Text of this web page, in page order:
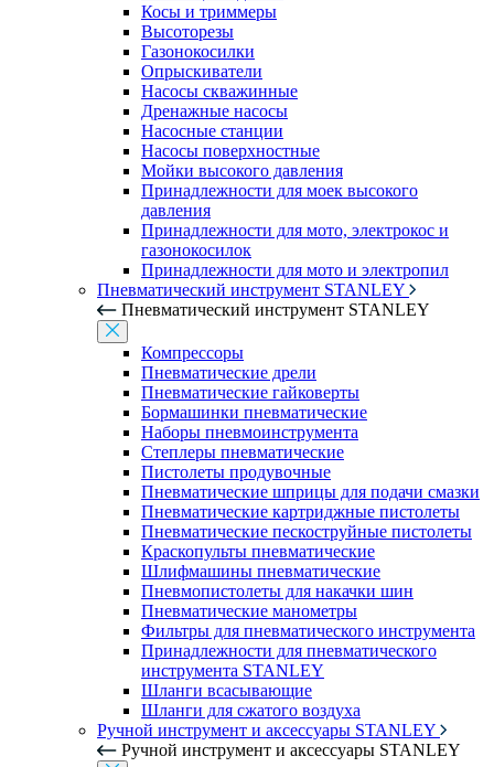
Косы и триммеры
Высоторезы
Газонокосилки
Опрыскиватели
Насосы скважинные
Дренажные насосы
Насосные станции
Насосы поверхностные
Мойки высокого давления
Принадлежности для моек высокого
давления
Принадлежности для мото, электрокос и
газонокосилок
Принадлежности для мото и электропил
Пневматический инструмент STANLEY
Пневматический инструмент STANLEY
Компрессоры
Пневматические дрели
Пневматические гайковерты
Бормашинки пневматические
Наборы пневмоинструмента
Степлеры пневматические
Пистолеты продувочные
Пневматические шприцы для подачи смазки
Пневматические картриджные пистолеты
Пневматические пескоструйные пистолеты
Краскопульты пневматические
Шлифмашины пневматические
Пневмопистолеты для накачки шин
Пневматические манометры
Фильтры для пневматического инструмента
Принадлежности для пневматического
инструмента STANLEY
Шланги всасывающие
Шланги для сжатого воздуха
Ручной инструмент и аксессуары STANLEY
Ручной инструмент и аксессуары STANLEY